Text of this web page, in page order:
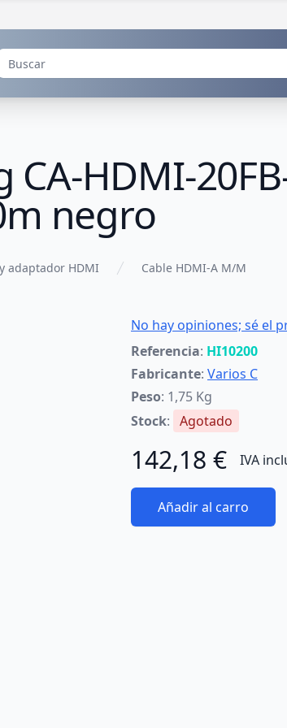
HDMI-
negro
adaptador HDMI Cable HDMI-A M/M
No hay opiniones; sé el
Referencia: HI10200
Fabricante: Varios C
Peso: 1,75 Kg
Stock: Agotado
142,18 € IVA
Añadir al carro